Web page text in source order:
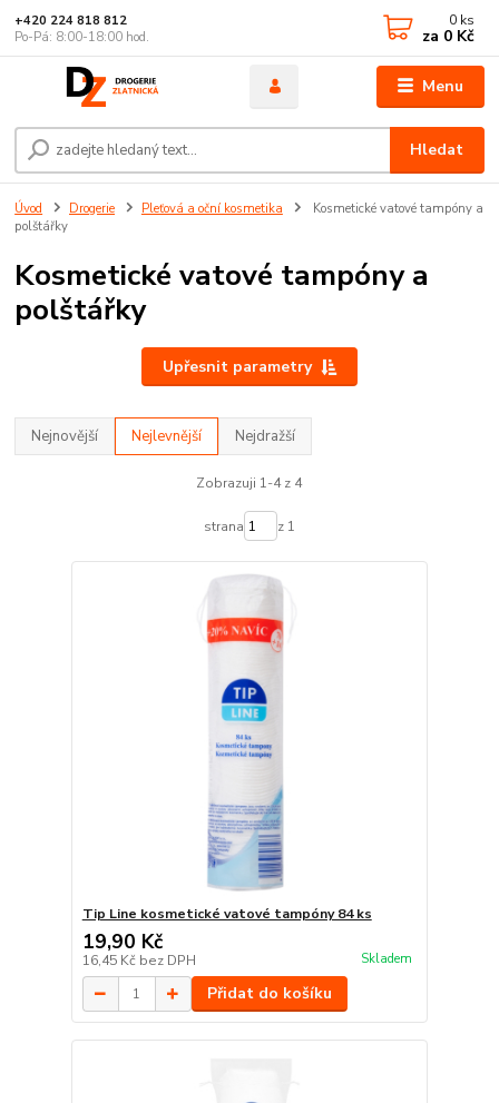
Menu
Hledat
+420 224 818 812
Po-Pá: 8:00-18:00 hod.
0 ks
za 0 Kč
Úvod Drogerie Pleťová a oční kosmetika
Kosmetické vatové tampóny a
polštářky
Kosmetické vatové tampóny a
polštářky
Upřesnit parametry
Nejnovější Nejlevnější Nejdražší
Zobrazuji 1-4 z 4
strana z 1
Tip Line kosmetické vatové tampóny 84 ks
19,90 Kč
16,45 Kč bez DPH Skladem
Přidat do košíku